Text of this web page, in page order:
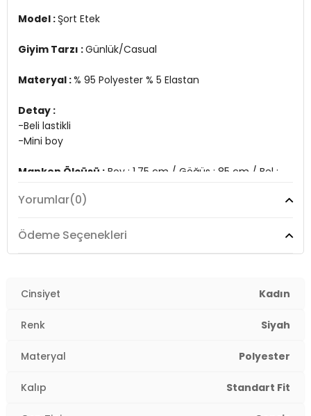
2DY5864024.786
Model : Şort Etek
Giyim Tarzı :Günlük/Casual
Materyal :% 95 Polyester % 5 Elastan
Detay :
-Beli lastikli
-Mini boy
Manken Ölçüsü : Boy : 1.75 cm / Göğüs : 85 cm / Bel :
2DY5864024.786
Yorumlar(0)
Ödeme Seçenekleri
Cinsiyet Kadın
Renk Siyah
Materyal Polyester
Kalıp Standart Fit